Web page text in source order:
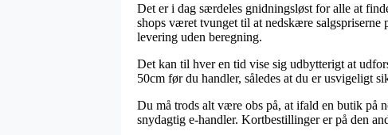
Det er i dag særdeles gnidningsløst for alle at
shops været tvunget til at nedskære salgspriserne
levering uden beregning.
Det kan til hver en tid vise sig udbytterigt at
50cm før du handler, således at du er usvigeligt
Du må trods alt være obs på, at ifald en butik på
snydagtig e-handler. Kortbestillinger er på den